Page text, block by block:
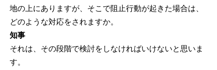
地の上にありますが、そこで阻止行動が起きた場合は、
どのような対応をされますか。
知事
それは、その段階で検討をしなければいけないと思いま
す。